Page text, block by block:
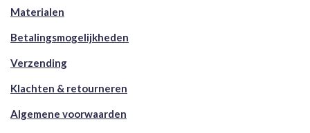
Materialen
Betalingsmogelijkheden
Verzending
Klachten & retourneren
Algemene voorwaarden